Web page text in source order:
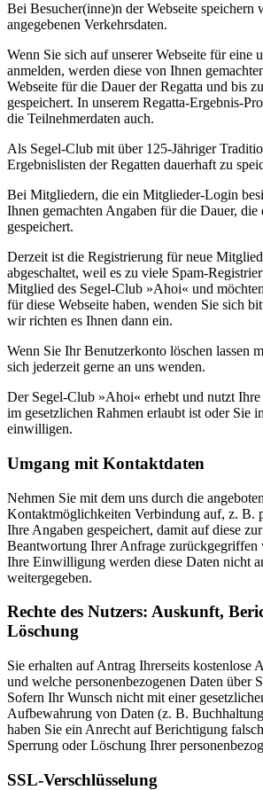
Bei Besucher(inne)n der Webseite speichern
angegebenen Verkehrsdaten.
Wenn Sie sich auf unserer Webseite für eine
anmelden, werden diese von Ihnen
Webseite für die Dauer der Regatta und bis
gespeichert. In unserem Regatta-Ergebnis-
die Teilnehmerdaten auch.
Als Segel-Club mit über 125-Jähriger
Ergebnislisten der Regatten dauerhaft zu
Bei Mitgliedern, die ein Mitglieder-Login
Ihnen gemachten Angaben für die Dauer,
gespeichert.
Derzeit ist die Registrierung für neue
abgeschaltet, weil es zu viele Spam-
Mitglied des Segel-Club »Ahoi« und
für diese Webseite haben, wenden Sie sich
wir richten es Ihnen dann ein.
Wenn Sie Ihr Benutzerkonto löschen lassen
sich jederzeit gerne an uns wenden.
Der Segel-Club »Ahoi« erhebt und nutzt
im gesetzlichen Rahmen erlaubt ist oder Sie
einwilligen.
Umgang mit Kontaktdaten
Nehmen Sie mit dem uns durch die
Kontaktmöglichkeiten Verbindung auf, z. B.
Ihre Angaben gespeichert, damit auf diese
Beantwortung Ihrer Anfrage zurückgegriffen
Ihre Einwilligung werden diese Daten nicht
weitergegeben.
Rechte des Nutzers: Auskunft,
Löschung
Sie erhalten auf Antrag Ihrerseits kostenlose
und welche personenbezogenen Daten über
Sofern Ihr Wunsch nicht mit einer
Aufbewahrung von Daten (z. B.
haben Sie ein Anrecht auf Berichtigung
Sperrung oder Löschung Ihrer
SSL-Verschlüsselung